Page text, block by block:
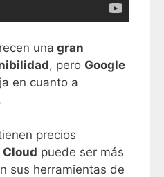
una gran
, pero Google
en cuanto a
precios
Cloud puede ser más
sus herramientas de